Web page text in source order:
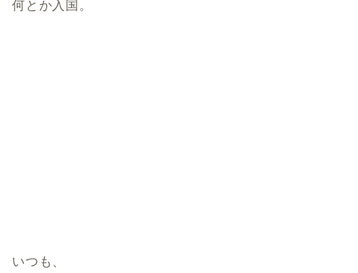
何とか入国。
いつも、